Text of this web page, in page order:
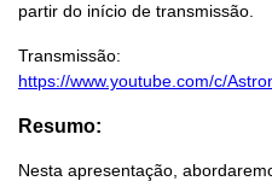
partir do início de transmissão.
Transmissão:
https://www.youtube.com/c/
Resumo:
Nesta apresentação,